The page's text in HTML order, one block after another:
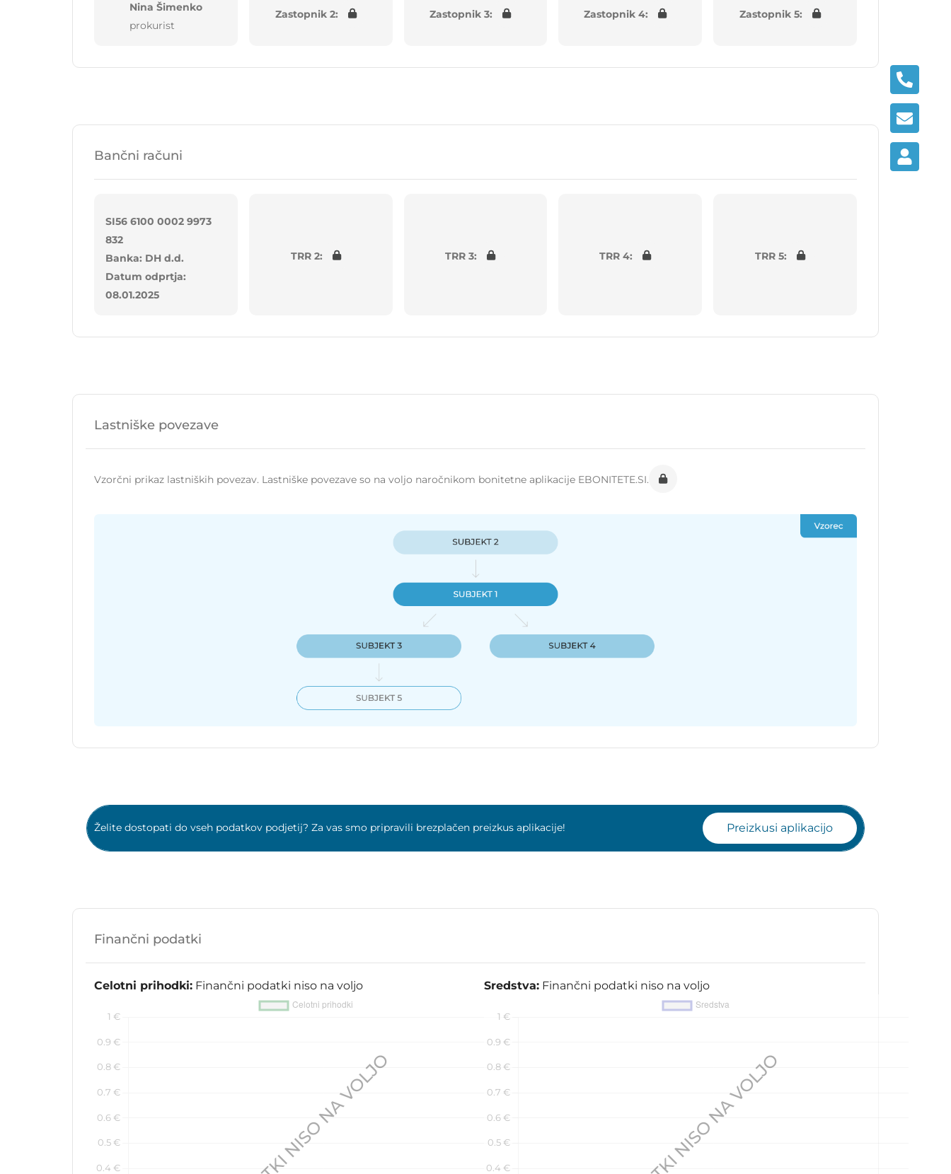
Nina Šimenko
prokurist
Zastopnik 2: Zastopnik 3: Zastopnik 4: Zastopnik 5:
Bančni računi
SI56 6100 0002 9973
832
Banka: DH d.d.
Datum odprtja:
08.01.2025
TRR 2: TRR 3: TRR 4: TRR 5:
Lastniške povezave
Vzorčni prikaz lastniških povezav. Lastniške povezave so na voljo naročnikom bonitetne aplikacije EBONITETE.SI.
Želite dostopati do vseh podatkov podjetij? Za vas smo pripravili brezplačen preizkus aplikacije! Preizkusi aplikacijo
Finančni podatki
Celotni prihodki: Finančni podatki niso na voljo Sredstva: Finančni podatki niso na voljo